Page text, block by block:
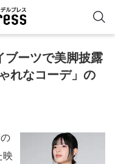
ーツで美脚披露
れなコーデ」の
映